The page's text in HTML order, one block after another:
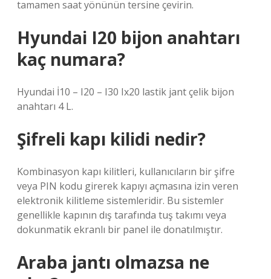
tamamen saat yönünün tersine çevirin.
Hyundai I20 bijon anahtarı
kaç numara?
Hyundai İ10 – I20 – I30 Ix20 lastik jant çelik bijon
anahtarı 4 L.
Şifreli kapı kilidi nedir?
Kombinasyon kapı kilitleri, kullanıcıların bir şifre
veya PIN kodu girerek kapıyı açmasına izin veren
elektronik kilitleme sistemleridir. Bu sistemler
genellikle kapının dış tarafında tuş takımı veya
dokunmatik ekranlı bir panel ile donatılmıştır.
Araba jantı olmazsa ne